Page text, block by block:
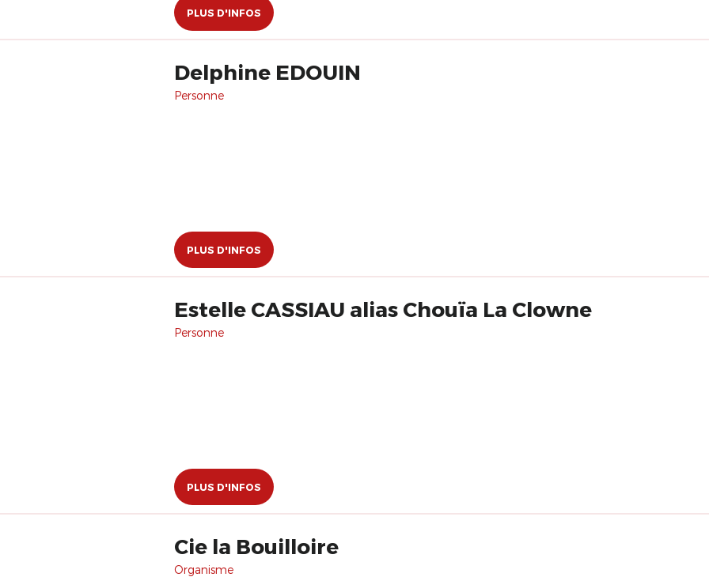
PLUS D'INFOS
Delphine EDOUIN
Personne
PLUS D'INFOS
Estelle CASSIAU alias Chouïa La Clowne
Personne
PLUS D'INFOS
Cie la Bouilloire
Organisme